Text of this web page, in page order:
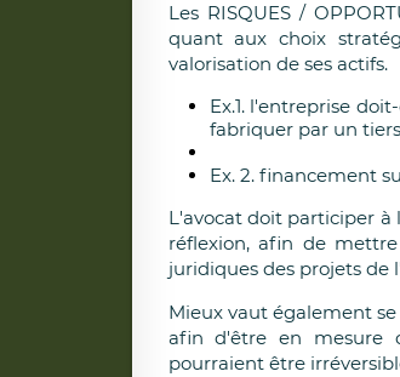
Les RISQUES /
quant aux choix
valorisation de ses actifs.
Ex.1. l'entreprise
fabriquer par un
Ex. 2. financement
L'avocat doit participer
réflexion, afin de
juridiques des projets de
Mieux vaut également
afin d'être en mesure
pourraient être